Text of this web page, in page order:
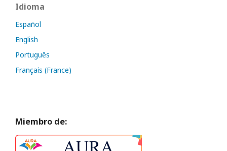
Idioma
Español
English
Português
Français (France)
Miembro de: